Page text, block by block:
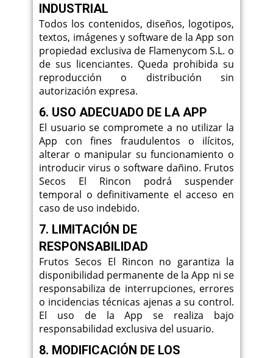
INDUSTRIAL
Todos los contenidos, diseños, logotipos,
textos, imágenes y software de la App son
propiedad exclusiva de Flamenycom S.L. o
de sus licenciantes. Queda prohibida su
reproducción o distribución sin
autorización expresa.
6. USO ADECUADO DE LA APP
El usuario se compromete a no utilizar la
App con fines fraudulentos o ilícitos,
alterar o manipular su funcionamiento o
introducir virus o software dañino. Frutos
Secos El Rincon podrá suspender
temporal o definitivamente el acceso en
caso de uso indebido.
7. LIMITACIÓN DE
RESPONSABILIDAD
Frutos Secos El Rincon no garantiza la
disponibilidad permanente de la App ni se
responsabiliza de interrupciones, errores
o incidencias técnicas ajenas a su control.
El uso de la App se realiza bajo
responsabilidad exclusiva del usuario.
8. MODIFICACIÓN DE LOS